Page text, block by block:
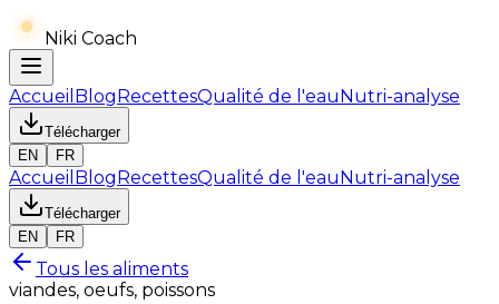
Niki Coach
Accueil BlogRecettesQualité de l'eauNutri-analyse
Télécharger
EN
FR
Accueil BlogRecettesQualité de l'eauNutri-analyse
Télécharger
EN
FR
Tous les aliments
viandes, oeufs, poissons